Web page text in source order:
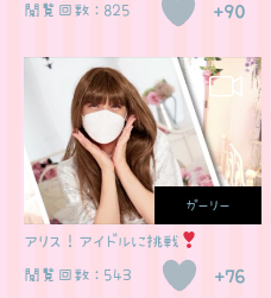
閲覧回数：825
+90
ガーリー
アリス！アイドルに挑戦
閲覧回数：543
+76